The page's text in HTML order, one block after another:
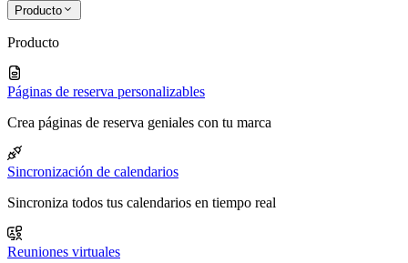
Producto
Producto
Páginas de reserva personalizables
Crea páginas de reserva geniales con tu marca
Sincronización de calendarios
Sincroniza todos tus calendarios en tiempo real
Reuniones virtuales